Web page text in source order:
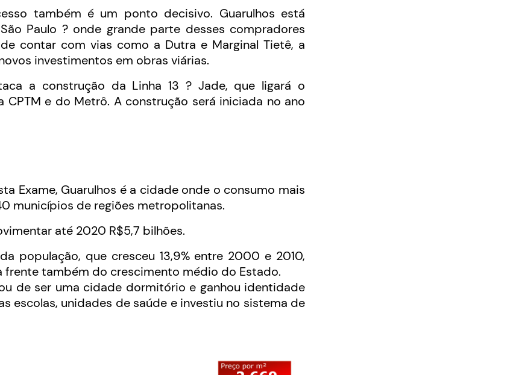
também é um ponto decisivo. Guarulhos está
Paulo ? onde grande parte desses compradores
contar com vias como a Dutra e Marginal Tietê, a
investimentos em obras viárias.
a construção da Linha 13 ? Jade, que ligará o
CPTM e do Metrô. A construção será iniciada no ano
Exame, Guarulhos é a cidade onde o consumo mais
municípios de regiões metropolitanas.
até 2020 R$5,7 bilhões.
população, que cresceu 13,9% entre 2000 e 2010,
frente também do crescimento médio do Estado.
de ser uma cidade dormitório e ganhou identidade
escolas, unidades de saúde e investiu no sistema de